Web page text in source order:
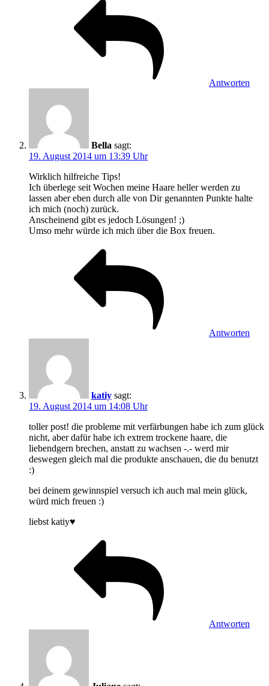
Antworten
Bella sagt:
19. August 2014 um 13:39 Uhr
Wirklich hilfreiche Tips!
Ich überlege seit Wochen meine Haare heller werden zu
lassen aber eben durch alle von Dir genannten Punkte halte
ich mich (noch) zurück.
Anscheinend gibt es jedoch Lösungen! ;)
Umso mehr würde ich mich über die Box freuen.
Antworten
katiy sagt:
19. August 2014 um 14:08 Uhr
toller post! die probleme mit verfärbungen habe ich zum glück
nicht, aber dafür habe ich extrem trockene haare, die
liebendgern brechen, anstatt zu wachsen -.- werd mir
deswegen gleich mal die produkte anschauen, die du benutzt
:)
bei deinem gewinnspiel versuch ich auch mal mein glück,
würd mich freuen :)
liebst katiy♥
Antworten